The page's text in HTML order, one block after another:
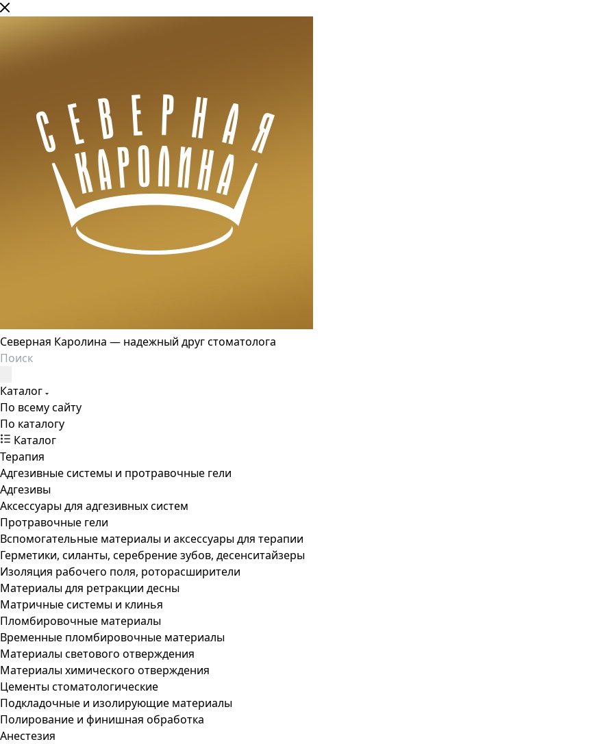
Северная Каролина — надежный друг стоматолога
Каталог
По всему сайту
По каталогу
Каталог
Терапия
Адгезивные системы и протравочные гели
Адгезивы
Аксессуары для адгезивных систем
Протравочные гели
Вспомогательные материалы и аксессуары для терапии
Герметики, силанты, серебрение зубов, десенситайзеры
Изоляция рабочего поля, роторасширители
Материалы для ретракции десны
Матричные системы и клинья
Пломбировочные материалы
Временные пломбировочные материалы
Материалы светового отверждения
Материалы химического отверждения
Цементы стоматологические
Подкладочные и изолирующие материалы
Полирование и финишная обработка
Анестезия